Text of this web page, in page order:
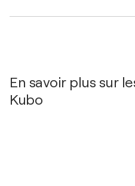
2021
En savoir plus sur
Kubo